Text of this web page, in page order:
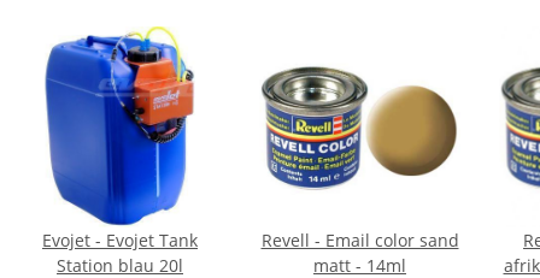
Evojet - Evojet Tank
Station blau 20l
Revell - Email color sand
matt - 14ml